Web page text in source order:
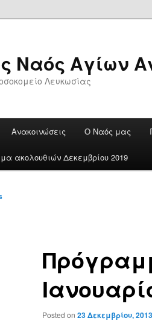
Ναός Αγίων
Λευκωσίας
Ανακοινώσεις Ο Ναός μας
ακολουθιών Δεκεμβρίου 2019
Posted on 23 Δεκεμβρίου, 2013